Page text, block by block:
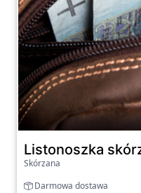
Listonoszka
Skórzana
Darmowa dostawa